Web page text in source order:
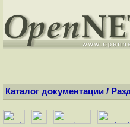
Каталог документации /